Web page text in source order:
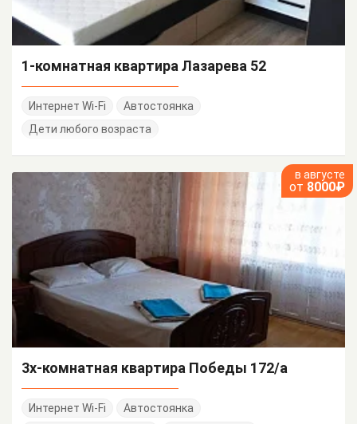
1-комнатная квартира Лазарева 52
Интернет Wi-Fi
Автостоянка
Дети любого возраста
в августе
от 8000₽
3х-комнатная квартира Победы 172/а
Интернет Wi-Fi
Автостоянка